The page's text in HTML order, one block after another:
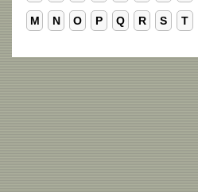
M N O P Q R S T